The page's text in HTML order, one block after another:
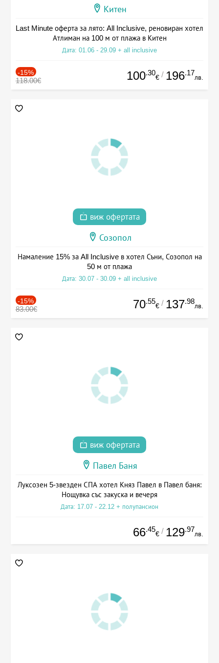
Китен
Last Minute оферта за лято: All Inclusive, реновиран хотел
Атлиман на 100 м от плажа в Китен
Дата: 01.06 - 29.09 + all inclusive
-15%
118.00€ 100.30
€ / 196.17
лв.
виж офертата
Созопол
Намаление 15% за All Inclusive в хотел Съни, Созопол на
50 м от плажа
Дата: 30.07 - 30.09 + all inclusive
-15%
83.00€ 70.55
€ / 137.98
лв.
виж офертата
Павел Баня
Луксозен 5-звезден СПА хотел Княз Павел в Павел баня:
Нощувка със закуска и вечеря
Дата: 17.07 - 22.12 + полупансион
66.45
€ / 129.97
лв.